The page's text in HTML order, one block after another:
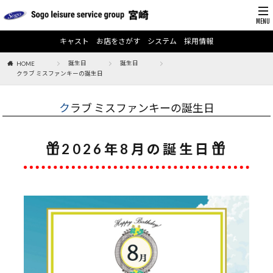
キャスト お店をさがす システム 採用情報
HOME 誕生日
誕生日
クラブ ミスファンキーの誕生日
クラブ ミスファンキーの誕生日
2026年8月の誕生日